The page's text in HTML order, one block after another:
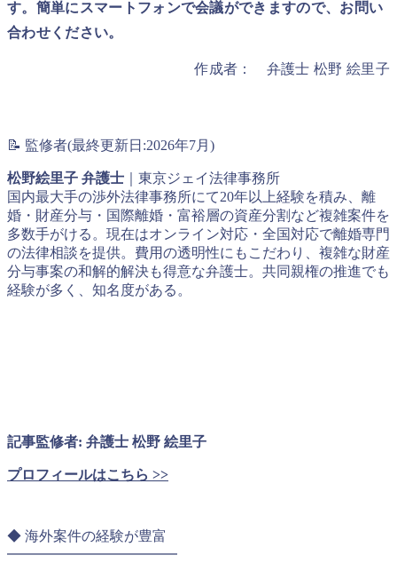
す。簡単にスマートフォンで会議ができますので、お問い
合わせください。
作成者： 弁護士 松野 絵里子
📝 監修者(最終更新日:2026年7月)
松野絵里子 弁護士 ｜東京ジェイ法律事務所
国内最大手の渉外法律事務所にて20年以上経験を積み、離
婚・財産分与・国際離婚・富裕層の資産分割など複雑案件を
多数手がける。現在はオンライン対応・全国対応で離婚専門
の法律相談を提供。費用の透明性にもこだわり、複雑な財産
分与事案の和解的解決も得意な弁護士。共同親権の推進でも
経験が多く、知名度がある。
記事監修者: 弁護士 松野 絵里子
プロフィールはこちら >>
◆ 海外案件の経験が豊富
━━━━━━━━━━━━